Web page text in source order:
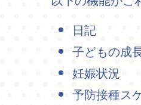
日記
子どもの成
妊娠状況
予防接種ス